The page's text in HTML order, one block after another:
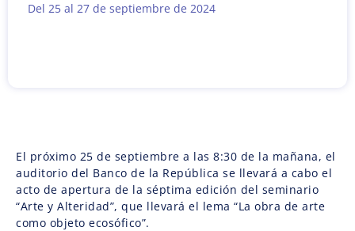
Del 25 al 27 de septiembre de 2024
El próximo 25 de septiembre a las 8:30 de la mañana, el
auditorio del Banco de la República se llevará a cabo el
acto de apertura de la séptima edición del seminario
“Arte y Alteridad”, que llevará el lema “La obra de arte
como objeto ecosófico”.